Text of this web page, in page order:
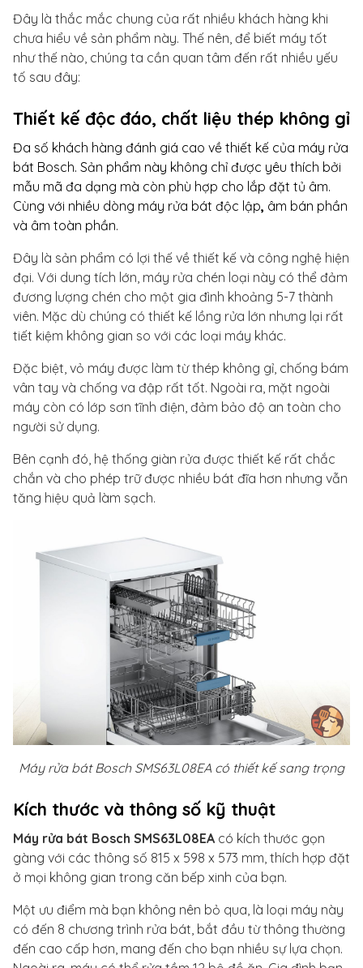
Đây là thắc mắc chung của rất nhiều khách hàng khi
chưa hiểu về sản phẩm này. Thế nên, để biết máy tốt
như thế nào, chúng ta cần quan tâm đến rất nhiều yếu
tố sau đây:
Thiết kế độc đáo, chất liệu thép không gỉ
Đa số khách hàng đánh giá cao về thiết kế của máy rửa
bát Bosch. Sản phẩm này không chỉ được yêu thích bởi
mẫu mã đa dạng mà còn phù hợp cho lắp đặt tủ âm.
Cùng với nhiều dòng máy rửa bát độc lập, âm bán phần
và âm toàn phần.
Đây là sản phẩm có lợi thế về thiết kế và công nghệ hiện
đại. Với dung tích lớn, máy rửa chén loại này có thể đảm
đương lượng chén cho một gia đình khoảng 5-7 thành
viên. Mặc dù chúng có thiết kế lồng rửa lớn nhưng lại rất
tiết kiệm không gian so với các loại máy khác.
Đặc biệt, vỏ máy được làm từ thép không gỉ, chống bám
vân tay và chống va đập rất tốt. Ngoài ra, mặt ngoài
máy còn có lớp sơn tĩnh điện, đảm bảo độ an toàn cho
người sử dụng.
Bên cạnh đó, hệ thống giàn rửa được thiết kế rất chắc
chắn và cho phép trữ được nhiều bát đĩa hơn nhưng vẫn
tăng hiệu quả làm sạch.
Máy rửa bát Bosch SMS63L08EA có thiết kế sang trọng
Kích thước và thông số kỹ thuật
Máy rửa bát Bosch SMS63L08EA có kích thước gọn
gàng với các thông số 815 x 598 x 573 mm, thích hợp đặt
ở mọi không gian trong căn bếp xinh của bạn.
Một ưu điểm mà bạn không nên bỏ qua, là loại máy này
có đến 8 chương trình rửa bát, bắt đầu từ thông thường
đến cao cấp hơn, mang đến cho bạn nhiều sự lựa chọn.